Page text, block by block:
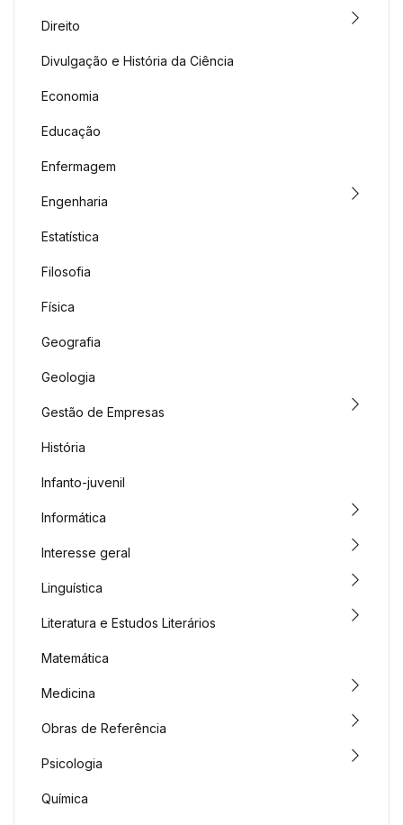
Direito
Divulgação e História da Ciência
Economia
Educação
Enfermagem
Engenharia
Estatística
Filosofia
Física
Geografia
Geologia
Gestão de Empresas
História
Infanto-juvenil
Informática
Interesse geral
Linguística
Literatura e Estudos Literários
Matemática
Medicina
Obras de Referência
Psicologia
Química